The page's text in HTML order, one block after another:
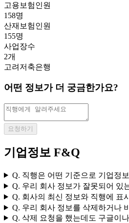
고용보험인원
158명
산재보험인원
155명
사업장수
2개
고려저축은행
어떤 정보가 더 궁금한가요?
요청하기
기업정보 F&Q
Q. 직행은 어떤 기준으로 기업정
Q. 우리 회사 정보가 잘못되어 있
Q. 회사의 최신 정보와 직행에 표
Q. 우리 회사 정보를 삭제하거나
Q. 삭제 요청을 했는데도 구글이